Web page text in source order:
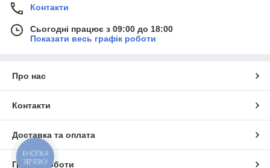
Контакти
Сьогодні працює з 09:00 до 18:00
Показати весь графік роботи
Про нас
Контакти
Доставка та оплата
Графік роботи
КНОПКА
ЗВ'ЯЗКУ